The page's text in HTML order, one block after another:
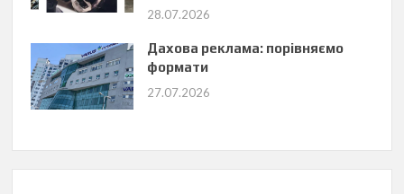
28.07.2026
Дахова реклама: порівняємо
формати
27.07.2026